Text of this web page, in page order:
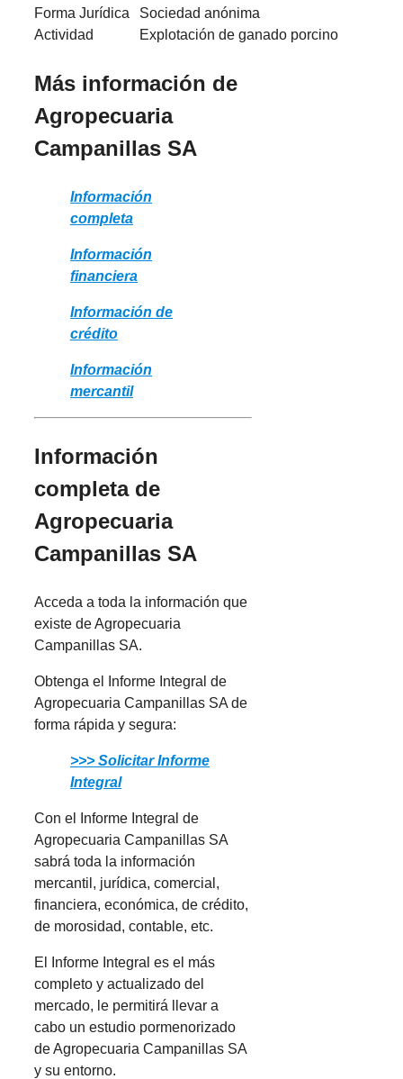
Forma Jurídica
Sociedad anónima
Actividad
Explotación de ganado porcino
Más información de
Agropecuaria
Campanillas SA
Información
completa
Información
financiera
Información de
crédito
Información
mercantil
Información
completa de
Agropecuaria
Campanillas SA
Acceda a toda la información que
existe de Agropecuaria
Campanillas SA.
Obtenga el Informe Integral de
Agropecuaria Campanillas SA de
forma rápida y segura:
>>> Solicitar Informe
Integral
Con el Informe Integral de
Agropecuaria Campanillas SA
sabrá toda la información
mercantil, jurídica, comercial,
financiera, económica, de crédito,
de morosidad, contable, etc.
El Informe Integral es el más
completo y actualizado del
mercado, le permitirá llevar a
cabo un estudio pormenorizado
de Agropecuaria Campanillas SA
y su entorno.